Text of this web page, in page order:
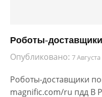
Роботы-
Опубликовано: 7
Роботы-доставщики
magnific.com/ru пдд В